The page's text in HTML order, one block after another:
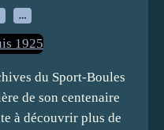
…
du Sport-Boules
de son centenaire
à découvrir plus de